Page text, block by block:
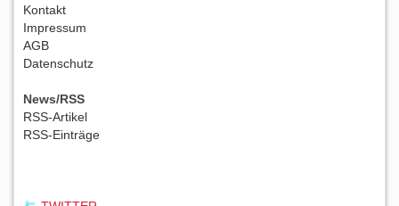
Kontakt
Impressum
AGB
Datenschutz
News/RSS
RSS-Artikel
RSS-Einträge